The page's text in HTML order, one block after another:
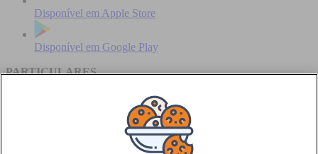
Disponível em Apple Store
Disponível em Google Play
PARTICULARES
Encontra o teu parque de estacionamento
Estaciona na zona azul
Cidades Telpark
Os nossos produtos
Carregamento elétrico